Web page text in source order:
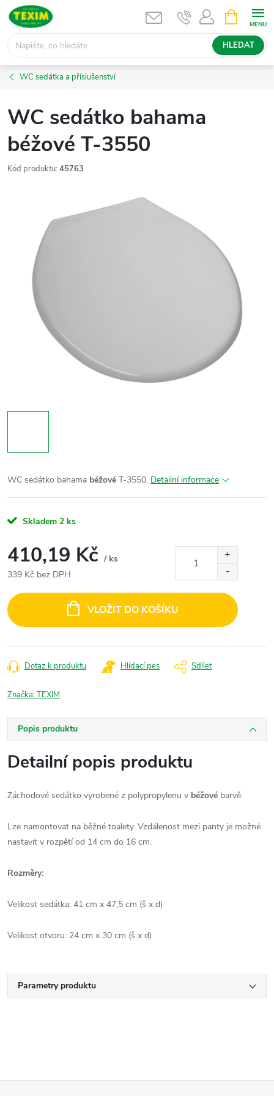
Přejít
obsah
HLEDAT
NÁKUPNÍ
KOŠÍK
WC sedátka a příslušenství
WC sedátko bahama
béžové T-3550
Kód produktu: 45763
WC sedátko bahama béžové T-3550. Detailní informace
Skladem 2 ks
410,19 Kč / ks
339 Kč bez DPH
cena:
VLOŽIT DO KOŠÍKU
Dotaz k produktu Hlídací pes Sdílet
Značka:TEXIM
Popis produktu
Detailní popis produktu
Záchodové sedátko vyrobené z polypropylenu v béžové barvě.
Lze namontovat na běžné toalety. Vzdálenost mezi panty je možné
nastavit v rozpětí od 14 cm do 16 cm.
Rozměry:
Velikost sedátka: 41 cm x 47,5 cm (š x d)
Velikost otvoru: 24 cm x 30 cm (š x d)
Parametry produktu